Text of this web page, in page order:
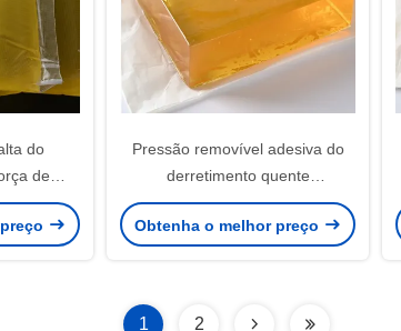
do
de
34-3 do
Pressão removível adesiva do
derretimento quente
impermeável da PSA -
esparadrapo sensível
Obtenha o melhor preço
1 2